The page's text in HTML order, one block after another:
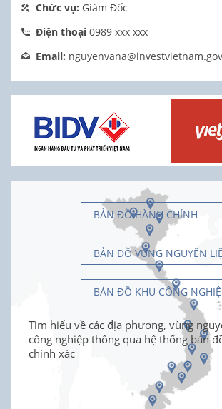
Chức vụ: Giám Đốc
Điện thoại 0989 xxx xxx
Email:
BẢN ĐỒ HÀNH CHÍNH
BẢN ĐỒ VÙNG NGUYÊN
BẢN ĐỒ KHU CÔNG
Tìm hiểu về các địa phương, vùng
công nghiệp thông qua hệ thống bản
chính xác